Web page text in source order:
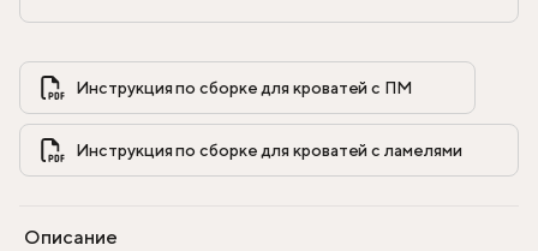
Инструкция по сборке для кроватей с ПМ
Описание